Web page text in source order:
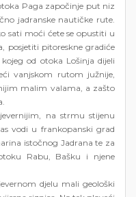
Paga započinje put niz
jadranske nautičke rute.
sati moći ćete se opustiti u
posjetiti pitoreskne gradiće
od otoka Lošinja dijeli
vanjskom rutom južnije,
malim valama, a zašto
na strmu stijenu
vodi u frankopanski grad
istočnog Jadrana te za
Rabu, Bašku i njene
djelu mali geološki